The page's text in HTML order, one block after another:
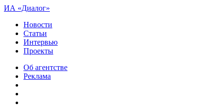
ИА «Диалог»
Новости
Статьи
Интервью
Проекты
Об агентстве
Реклама